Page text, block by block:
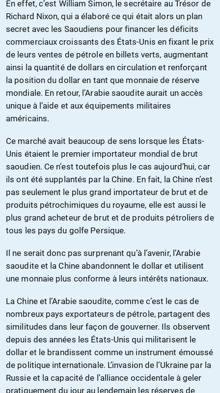
En effet, c’est William Simon, le secrétaire au Trésor de
Richard Nixon, qui a élaboré ce qui était alors un plan
secret avec les Saoudiens pour financer les déficits
commerciaux croissants des États-Unis en fixant le prix
de leurs ventes de pétrole en billets verts, augmentant
ainsi la quantité de dollars en circulation et renforçant
la position du dollar en tant que monnaie de réserve
mondiale. En retour, l’Arabie saoudite aurait un accès
unique à l’aide et aux équipements militaires
américains.
Ce marché avait beaucoup de sens lorsque les États-
Unis étaient le premier importateur mondial de brut
saoudien. Ce n’est toutefois plus le cas aujourd’hui, car
ils ont été supplantés par la Chine. En fait, la Chine n’est
pas seulement le plus grand importateur de brut et de
produits pétrochimiques du royaume, elle est aussi le
plus grand acheteur de brut et de produits pétroliers de
tous les pays du golfe Persique.
Il ne serait donc pas surprenant qu’à l’avenir, l’Arabie
saoudite et la Chine abandonnent le dollar et utilisent
une monnaie plus conforme à leurs intérêts nationaux.
La Chine et l’Arabie saoudite, comme c’est le cas de
nombreux pays exportateurs de pétrole, partagent des
similitudes dans leur façon de gouverner. Ils observent
depuis des années les États-Unis qui militarisent le
dollar et le brandissent comme un instrument émoussé
de politique internationale. L’invasion de l’Ukraine par la
Russie et la capacité de l’alliance occidentale à geler
pratiquement du jour au lendemain les réserves de